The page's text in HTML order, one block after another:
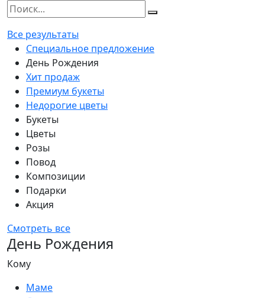
Все результаты
Специальное предложение
День Рождения
Хит продаж
Премиум букеты
Недорогие цветы
Букеты
Цветы
Розы
Повод
Композиции
Подарки
Акция
Смотреть все
День Рождения
Кому
Маме